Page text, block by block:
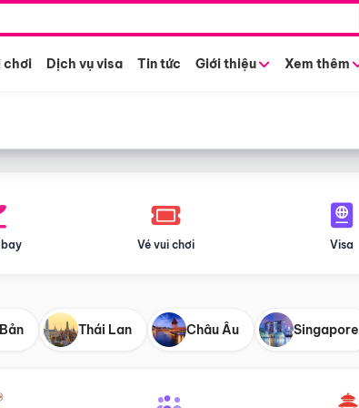
chơi Dịch vụ visa Tin tức Giới thiệu Xem thêm
bay Vé vui chơi Visa
Thái Lan Châu Âu Singapore